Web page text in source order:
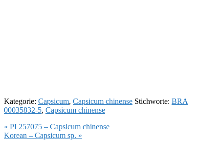
Kategorie: Capsicum, Capsicum chinense Stichworte: BRA
00035832-5, Capsicum chinense
Vorheriger
Beitrag:
« PI 257075 – Capsicum chinense
Nächster
Korean – Capsicum sp. »